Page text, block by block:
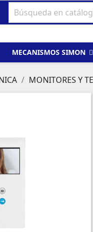
MECANISMOS SIMON
MONITORES Y